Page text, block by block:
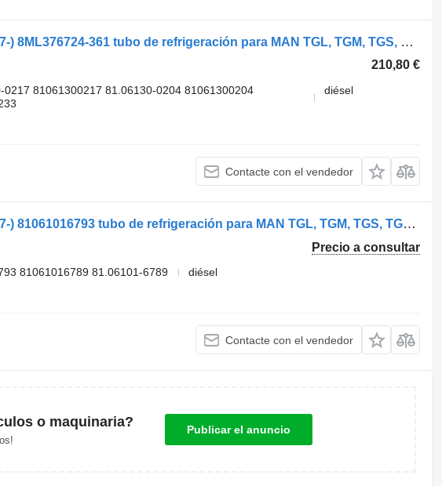
Behr TGS 18.400 (01.07-) 8ML376724-361 tubo de refrigeración para MAN TGL, TGM, TGS, TGX (2005-2021) camión
210,80 €
81061300217 81.06130-0204 81061300204
diésel
Contacte con el vendedor
MAN TGX 28.480 (01.07-) 81061016793 tubo de refrigeración para MAN TGL, TGM, TGS, TGX (2005-2021) camión
Precio a consultar
81061016789 81.06101-6789
diésel
Contacte con el vendedor
o maquinaria?
Publicar el anuncio